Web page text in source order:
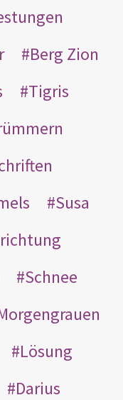
Berg Zion
Tigris
Susa
Schnee
Lösung
Darius